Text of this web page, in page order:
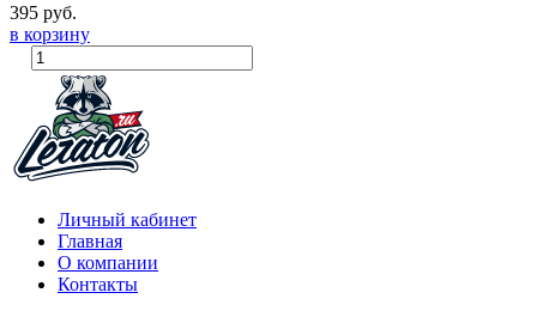
395 руб.
в корзину
Личный кабинет
Главная
О компании
Контакты